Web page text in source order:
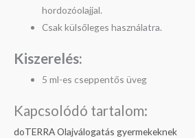
hordozóolajjal.
Csak külsőleges használatra.
Kiszerelés:
5 ml-es cseppentős üveg
Kapcsolódó tartalom:
doTERRA Olajválogatás gyermekeknek